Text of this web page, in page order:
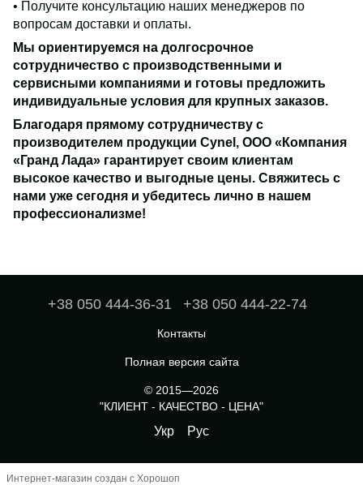
• Получите консультацию наших менеджеров по
вопросам доставки и оплаты.
Мы ориентируемся на долгосрочное
сотрудничество с производственными и
сервисными компаниями и готовы предложить
индивидуальные условия для крупных заказов.
Благодаря прямому сотрудничеству с
производителем продукции Cynel, ООО «Компания
«Гранд Лада» гарантирует своим клиентам
высокое качество и выгодные цены. Свяжитесь с
нами уже сегодня и убедитесь лично в нашем
профессионализме!
+38 050 444-36-31 +38 050 444-22-74
Контакты
Полная версия сайта
© 2015—2026
"КЛИЕНТ - КАЧЕСТВО - ЦЕНА"
Укр Рус
Интернет-магазин создан с Хорошоп